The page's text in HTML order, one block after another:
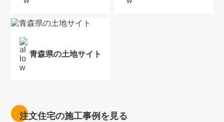
青森県の土地サイト
注文住宅の施工事例を見る